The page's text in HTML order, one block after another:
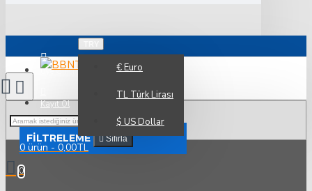
Üye Girişi
Kayıt Ol
€ Euro
TL Türk Lirası
$ US Dollar
0 ürün - 0,00TL
0
FILTRELEME Sıfırla